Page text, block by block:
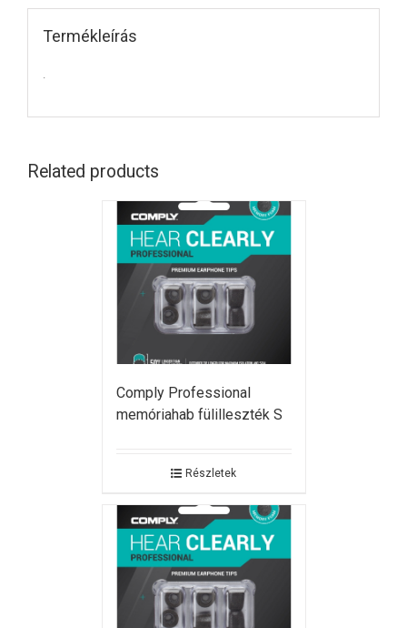
Termékleírás
.
Related products
Comply Professional
memóriahab fülilleszték S
Részletek